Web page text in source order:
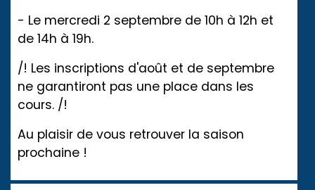
- Le mercredi 2 septembre de 10h à 12h et
de 14h à 19h.
/! Les inscriptions d'août et de septembre
ne garantiront pas une place dans les
cours. /!
Au plaisir de vous retrouver la saison
prochaine !